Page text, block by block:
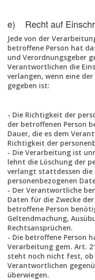
e) Recht auf
Jede von der
betroffene Person hat
und Verordnungsgeber
Verantwortlichen die
verlangen, wenn eine
gegeben ist:
- Die Richtigkeit der
der betroffenen Person
Dauer, die es dem
Richtigkeit der
- Die Verarbeitung ist
lehnt die Löschung der
verlangt stattdessen die
personenbezogenen
- Der Verantwortliche
Daten für die Zwecke
betroffene Person
Geltendmachung,
Rechtsansprüchen.
- Die betroffene Person
Verarbeitung gem. Art.
steht noch nicht fest, ob
Verantwortlichen
überwiegen.